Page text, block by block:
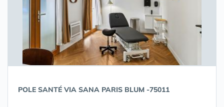
POLE SANTÉ VIA SANA PARIS BLUM -75011